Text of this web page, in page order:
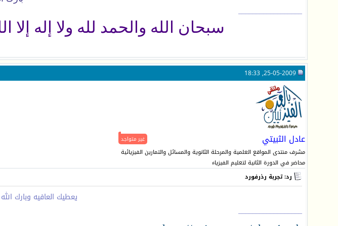
__________________
سبحان الله والحمد لله ولا إله إلا
عادل الثبيتي غير متواجد
مشرف منتدى المواقع العلمية والمرحلة الثانوية والمسائل والتمارين الفيزيائية
محاضر في الدورة الثانية لتعليم الفيزياء
رد: تجربة رذرفورد
يعطيك العافيه وبارك الله
__________________